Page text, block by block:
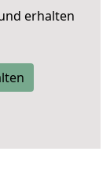
erhalten